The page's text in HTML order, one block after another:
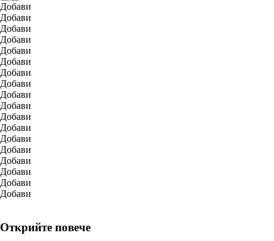
Добави
Добави
Добави
Добави
Добави
Добави
Добави
Добави
Добави
Добави
Добави
Добави
Добави
Добави
Добави
Добави
Добави
Добави
Открийте повече